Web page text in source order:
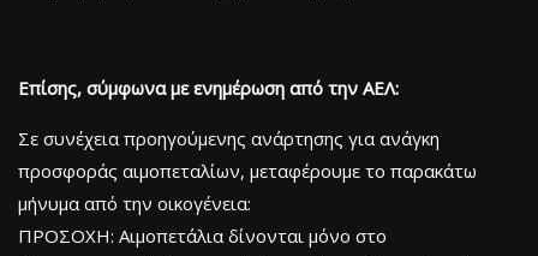
Επίσης, σύμφωνα με ενημέρωση από την ΑΕΛ:
Σε συνέχεια προηγούμενης ανάρτησης για ανάγκη
προσφοράς αιμοπεταλίων, μεταφέρουμε το παρακάτω
μήνυμα από την οικογένεια:
ΠΡΟΣΟΧΗ: Αιμοπετάλια δίνονται μόνο στο